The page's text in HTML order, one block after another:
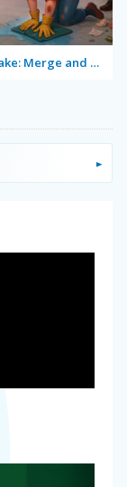
Piece of Cake: Merge and Bake